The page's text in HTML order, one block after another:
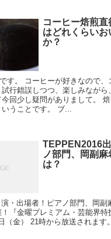
コーヒー焙煎
はどれくらい
か？
す。 コーヒーが好きなので
行錯誤しつつ、楽しみなが
回少し疑問がありまして。
うことです。 ブ...
TEPPEN2016
ノ部門、岡副
は？
・出場者！ピアノ部門、岡副
！『金曜プレミアム・芸能界
（金） 21時から放送されます